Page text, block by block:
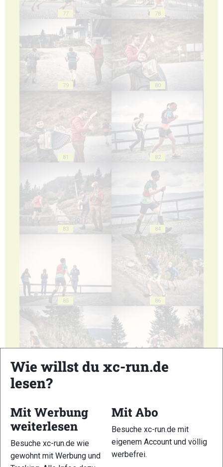
77 78
79 80
81 82
83 84
85 86
87 88
89 90
Wie willst du xc-run.de
lesen?
Mit Werbung
weiterlesen
Besuche xc-run.de wie
gewohnt mit Werbung und
Mit Abo
Besuche xc-run.de mit
eigenem Account und völlig
werbefrei.